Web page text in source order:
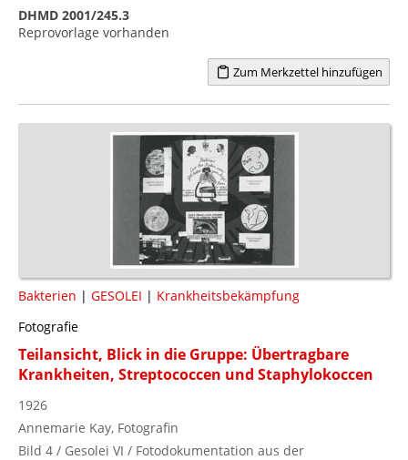
DHMD 2001/245.3
Reprovorlage vorhanden
Zum Merkzettel hinzufügen
Bakterien | GESOLEI | Krankheitsbekämpfung
Fotografie
Teilansicht, Blick in die Gruppe: Übertragbare
Krankheiten, Streptococcen und Staphylokoccen
1926
Annemarie Kay, Fotografin
Bild 4 / Gesolei VI / Fotodokumentation aus der